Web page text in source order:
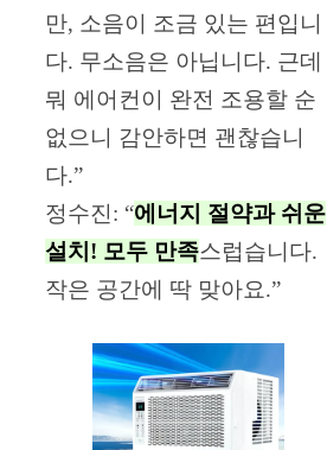
만, 소음이 조금 있는 편입니
다. 무소음은 아닙니다. 근데
뭐 에어컨이 완전 조용할 순
없으니 감안하면 괜찮습니
다.”
정수진: “에너지 절약과 쉬운
설치! 모두 만족스럽습니다.
작은 공간에 딱 맞아요.”